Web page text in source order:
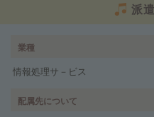
派
業種
情報処理サ－ビス
配属先について